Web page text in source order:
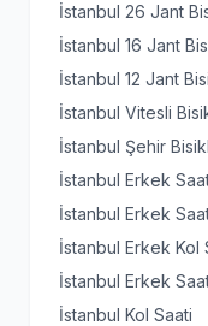
İstanbul 26 Jant
İstanbul 16 Jant
İstanbul 12 Jant
İstanbul Vitesli
İstanbul Şehir
İstanbul Erkek
İstanbul Erkek
İstanbul Erkek Kol
İstanbul Erkek
İstanbul Kol Saati